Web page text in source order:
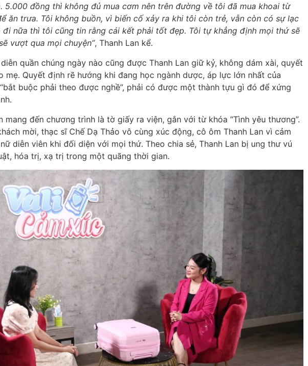
5.000 đồng thì không đủ mua cơm nên trên đường về tôi đã mua khoai từ
ăn trưa. Tôi không buồn, vì biến cố xảy ra khi tôi còn trẻ, vẫn còn có sự lạc
đi nữa thì tôi cũng tin rằng cái kết phải tốt đẹp. Tôi tự khẳng định mọi thứ sẽ
vượt qua mọi chuyện”, Thanh Lan kể.
quần chúng ngày nào cũng được Thanh Lan giữ kỷ, không dám xài, quyết
mẹ. Quyết định rẽ hướng khi đang học ngành dược, áp lực lớn nhất của
buộc phải theo được nghề”, phải có được một thành tựu gì đó để xứng
mang đến chương trình là tờ giấy ra viện, gắn với từ khóa “Tình yêu thương”.
mời, thạc sĩ Chế Dạ Thảo vô cùng xúc động, cô ôm Thanh Lan vì cảm
diễn viên khi đối diện với mọi thứ. Theo chia sẻ, Thanh Lan bị ung thư vú
hóa trị, xạ trị trong một quãng thời gian.